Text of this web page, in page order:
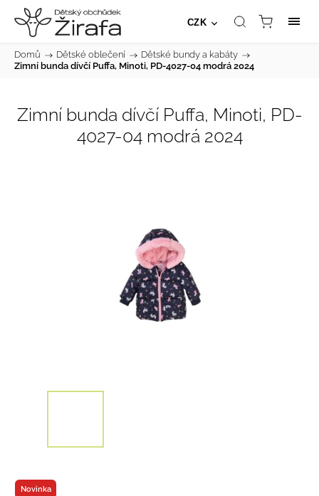
CZK
Domů / Dětské oblečení / Dětské bundy a kabáty /
Zimní bunda dívčí Puffa, Minoti, PD-4027-04 modrá 2024
Zimní bunda dívčí Puffa, Minoti, PD-
4027-04 modrá 2024
Novinka